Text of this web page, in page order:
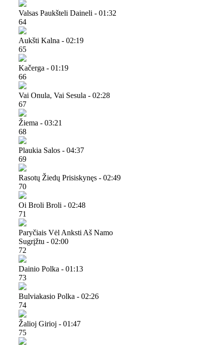
Valsas Paukšteli Daineli - 01:32
64
Aukšti Kalna - 02:19
65
Kačerga - 01:19
66
Vai Onula, Vai Sesula - 02:28
67
Žiema - 03:21
68
Plaukia Salos - 04:37
69
Rasotų Žiedų Prisiskynęs - 02:49
70
Oi Broli Broli - 02:48
71
Paryčiais Vėl Anksti Aš Namo
Sugrįžtu - 02:00
72
Dainio Polka - 01:13
73
Bulviakasio Polka - 02:26
74
Žalioj Girioj - 01:47
75